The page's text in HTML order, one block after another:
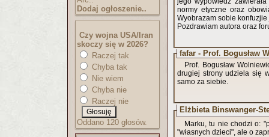
Dodaj ogłoszenie..
Czy wojna USA/Iran
skoczy się w 2026?
Raczej tak
Chyba tak
Nie wiem
Chyba nie
Raczej nie
Oddano 120 głosów.
normy etyczne oraz
Wyobrazam sobie
Pozdrawiam autora oraz
fafar - Prof. Bogusław
Prof. Bogusław
drugiej strony udziela się
samo za siebie.
Elżbieta Binswanger-
Marku, tu nie chodzi o:
"własnych dzieci", ale o